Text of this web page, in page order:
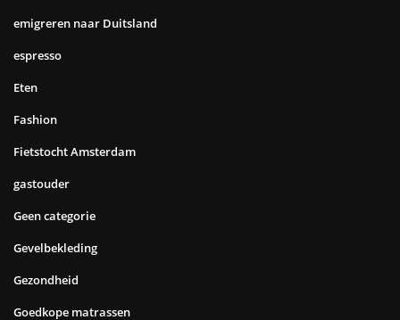
emigreren naar Duitsland
espresso
Eten
Fashion
Fietstocht Amsterdam
gastouder
Geen categorie
Gevelbekleding
Gezondheid
Goedkope matrassen